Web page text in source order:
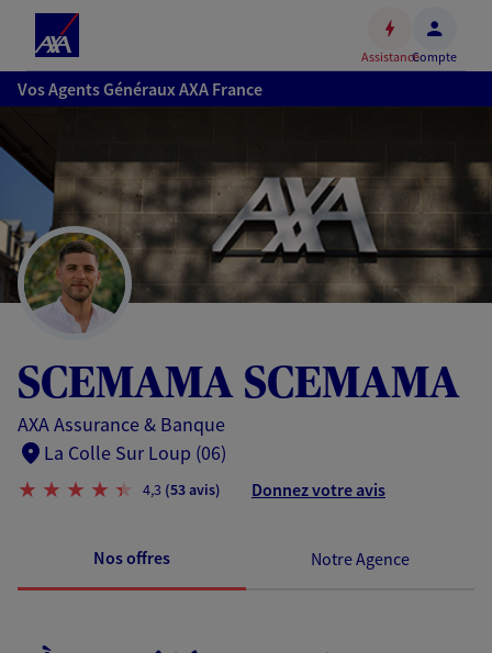
Accéder
au
Accéder
au
pied
de
page
AssistanceCompte
Vos Agents Généraux AXA France
SCEMAMA SCEMAMA
AXA Assurance & Banque
La Colle Sur Loup (06)
4,3 (53 avis) Donnez votre avis
Nos offres Notre Agence